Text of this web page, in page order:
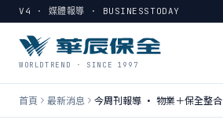
V4 · 媒體報導 · BUSINESSTODAY
WORLDTREND · SINCE 1997
首頁 最新消息 今周刊報導 · 物業＋保全整合